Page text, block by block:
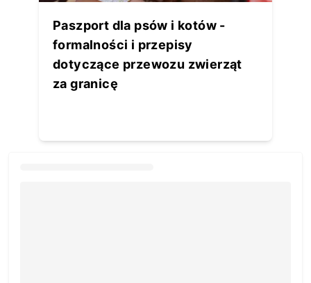
Paszport dla psów i kotów -
formalności i przepisy
dotyczące przewozu zwierząt
za granicę